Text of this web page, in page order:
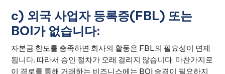
c) 외국 사업자 등록증(FBL) 또는
BOI가 없습니다:
자본금 한도를 충족하면 회사의 활동은 FBL의 필요성이 면제
됩니다. 따라서 승인 절차가 오래 걸리지 않습니다. 마찬가지로
이 경로를 통해 거래하는 비즈니스에는 BOI 승격이 필요하지